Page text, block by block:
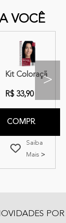
VOCÊ
Intensificador
Intensy 6.0
Kit Coloração
R$ 33,90
COMPRAR
Saiba
Mais
>
POR